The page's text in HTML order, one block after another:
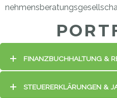
FINANZBUCHHALTUNG &
STEUERERKLÄRUNGEN &